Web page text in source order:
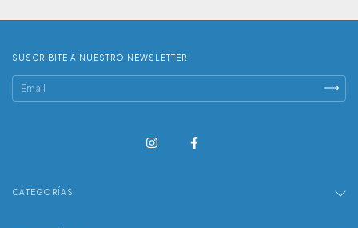
SUSCRIBITE A NUESTRO NEWSLETTER
CATEGORÍAS